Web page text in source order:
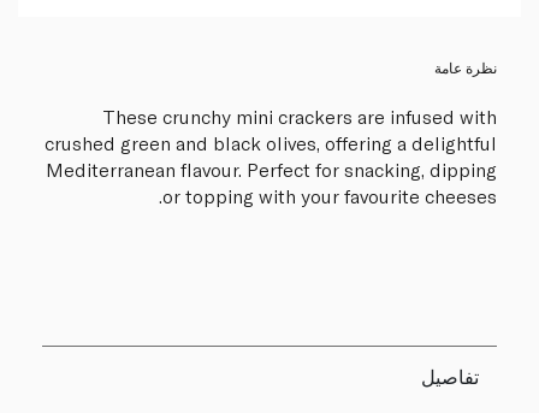
نظرة عامة
These crunchy mini crackers are infused with
crushed green and black olives, offering a delightful
Mediterranean flavour. Perfect for snacking, dipping
or topping with your favourite cheeses.
تفاصيل